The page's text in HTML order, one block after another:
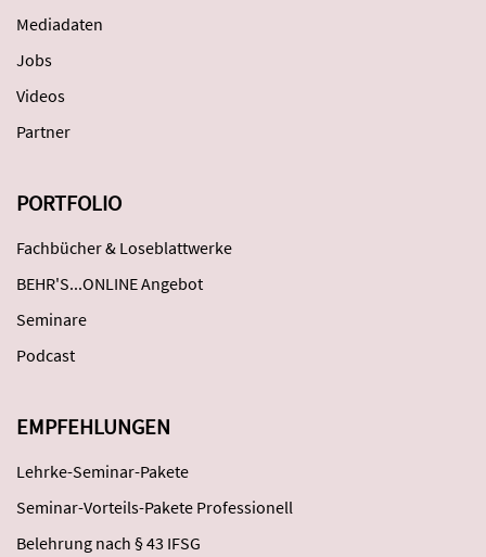
Mediadaten
Jobs
Videos
Partner
PORTFOLIO
Fachbücher & Loseblattwerke
BEHR'S...ONLINE Angebot
Seminare
Podcast
EMPFEHLUNGEN
Lehrke-Seminar-Pakete
Seminar-Vorteils-Pakete Professionell
Belehrung nach § 43 IFSG